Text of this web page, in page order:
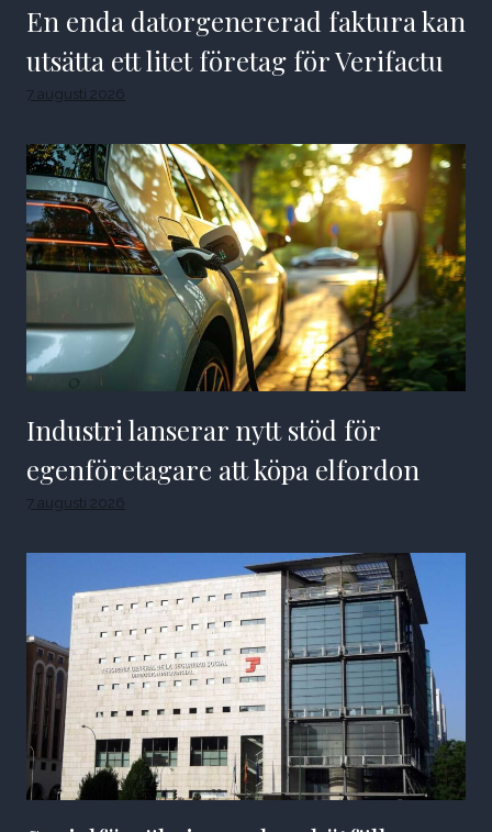
En enda datorgenererad faktura kan
utsätta ett litet företag för Verifactu
7 augusti 2026
Industri lanserar nytt stöd för
egenföretagare att köpa elfordon
7 augusti 2026